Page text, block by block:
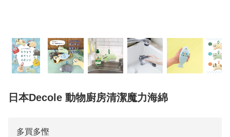
日本Decole 動物廚房清潔魔力海綿
多買多慳